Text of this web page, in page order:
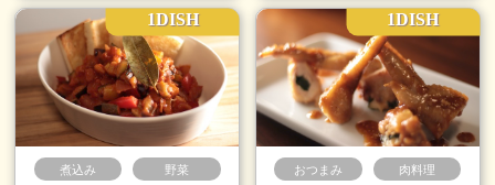
1DISH
煮込み 野菜
1DISH
おつまみ 肉料理